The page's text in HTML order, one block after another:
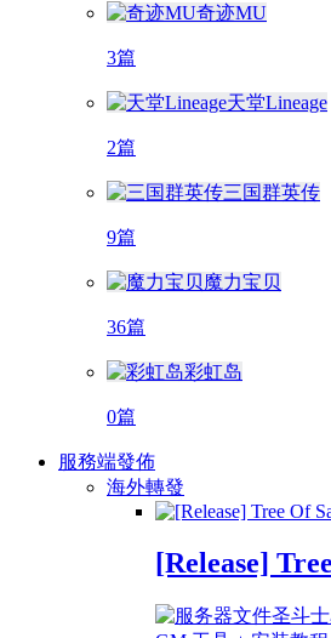
奇迹MU
3篇
天堂Lineage
2篇
三国群英传
9篇
魔力宝贝
36篇
彩虹岛
0篇
服務端發佈
海外轉發
[Release]